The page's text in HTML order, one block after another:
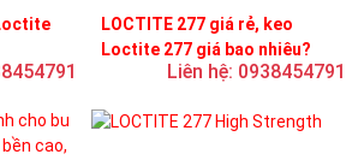
LOCTITE 277 giá rẻ, keo
Loctite 277 giá bao nhiêu?
Liên hệ: 0938454791